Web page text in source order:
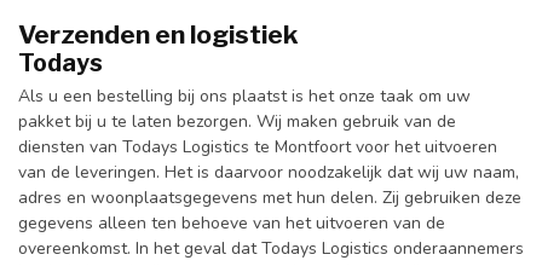
Verzenden en logistiek
Todays
Als u een bestelling bij ons plaatst is het onze taak om uw
pakket bij u te laten bezorgen. Wij maken gebruik van de
diensten van Todays Logistics te Montfoort voor het uitvoeren
van de leveringen. Het is daarvoor noodzakelijk dat wij uw naam,
adres en woonplaatsgegevens met hun delen. Zij gebruiken deze
gegevens alleen ten behoeve van het uitvoeren van de
overeenkomst. In het geval dat Todays Logistics onderaannemers